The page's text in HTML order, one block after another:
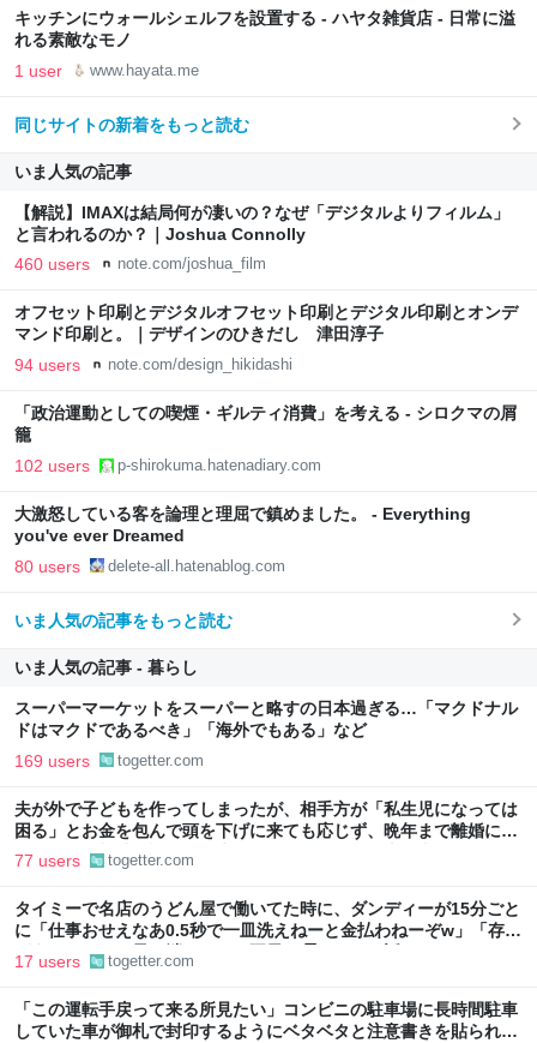
キッチンにウォールシェルフを設置する - ハヤタ雑貨店 - 日常に溢
れる素敵なモノ
1 user www.hayata.me
同じサイトの新着をもっと読む
いま人気の記事
【解説】IMAXは結局何が凄いの？なぜ「デジタルよりフィルム」
と言われるのか？｜Joshua Connolly
460 users note.com/joshua_film
オフセット印刷とデジタルオフセット印刷とデジタル印刷とオンデ
マンド印刷と。｜デザインのひきだし 津田淳子
94 users note.com/design_hikidashi
「政治運動としての喫煙・ギルティ消費」を考える - シロクマの屑
籠
102 users p-shirokuma.hatenadiary.com
大激怒している客を論理と理屈で鎮めました。 - Everything
you've ever Dreamed
80 users delete-all.hatenablog.com
いま人気の記事をもっと読む
いま人気の記事 - 暮らし
スーパーマーケットをスーパーと略すの日本過ぎる…「マクドナル
ドはマクドであるべき」「海外でもある」など
169 users togetter.com
夫が外で子どもを作ってしまったが、相手方が「私生児になっては
困る」とお金を包んで頭を下げに来ても応じず、晩年まで離婚に応
じなかった親戚の話→「一生復讐になる」「これ本人幸せなの？」
77 users togetter.com
タイミーで名店のうどん屋で働いてた時に、ダンディーが15分ごと
に「仕事おせえなあ0.5秒で一皿洗えねーと金払わねーぞw」「存在
がうぜえんだよ早く消えろ」と耳元に囁いてきた話
17 users togetter.com
「この運転手戻って来る所見たい」コンビニの駐車場に長時間駐車
していた車が御札で封印するようにベタベタと注意書きを貼られて